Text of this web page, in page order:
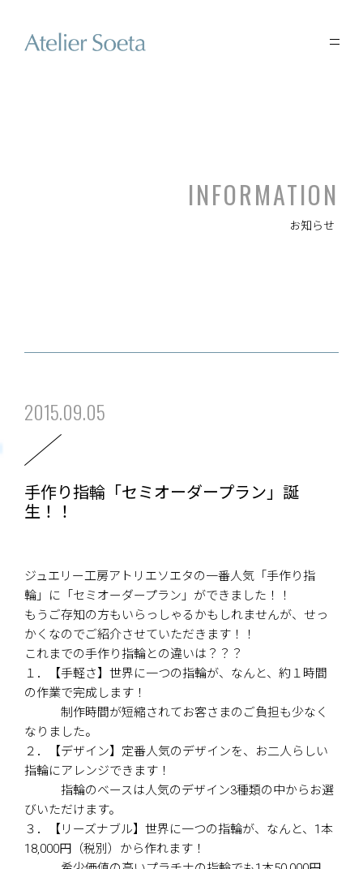
INFORMATION
お知らせ
2015.09.05
手作り指輪「セミオーダープラン」誕
生！！
ジュエリー工房アトリエソエタの一番人気「手作り指
輪」に「セミオーダープラン」ができました！！
もうご存知の方もいらっしゃるかもしれませんが、せっ
かくなのでご紹介させていただきます！！
これまでの手作り指輪との違いは？？？
１．【手軽さ】世界に一つの指輪が、なんと、約１時間
の作業で完成します！
制作時間が短縮されてお客さまのご負担も少なく
なりました。
２．【デザイン】定番人気のデザインを、お二人らしい
指輪にアレンジできます！
指輪のベースは人気のデザイン3種類の中からお選
びいただけます。
３．【リーズナブル】世界に一つの指輪が、なんと、1本
18,000円（税別）から作れます！